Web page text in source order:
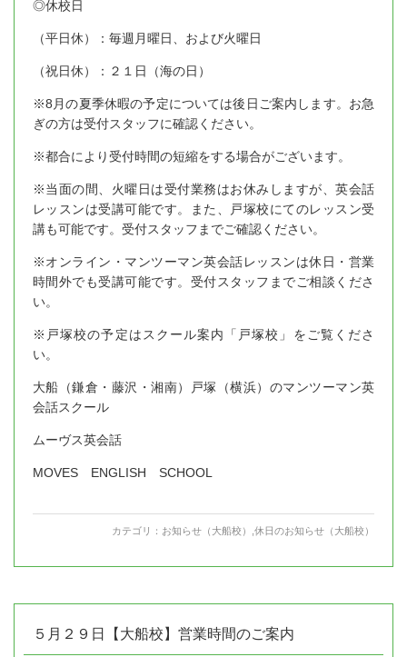
◎休校日
（平日休）：毎週月曜日、および火曜日
（祝日休）：２１日（海の日）
※8月の夏季休暇の予定については後日ご案内します。お急
ぎの方は受付スタッフに確認ください。
※都合により受付時間の短縮をする場合がございます。
※当面の間、火曜日は受付業務はお休みしますが、英会話
レッスンは受講可能です。また、戸塚校にてのレッスン受
講も可能です。受付スタッフまでご確認ください。
※オンライン・マンツーマン英会話レッスンは休日・営業
時間外でも受講可能です。受付スタッフまでご相談くださ
い。
※戸塚校の予定はスクール案内「戸塚校」をご覧くださ
い。
大船（鎌倉・藤沢・湘南）戸塚（横浜）のマンツーマン英
会話スクール
ムーヴス英会話
MOVES ENGLISH SCHOOL
カテゴリ： お知らせ（大船校） 休日のお知らせ（大船校）
５月２９日【大船校】営業時間のご案内